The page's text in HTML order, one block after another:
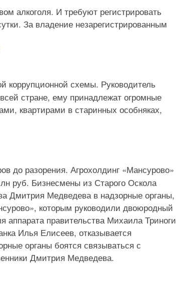
алкоголя. И требуют регистрировать
За владение незарегистрированным
коррупционной схемы. Руководитель
стране, ему принадлежат огромные
квартирами в старинных особняках,
до разорения. Агрохолдинг «Мансурово»
руб. Бизнесмены из Старого Оскола
Дмитрия Медведева в надзорные органы,
которым руководили двоюродный
правительства Михаила Триноги
Илья Елисеев, отказывается
органы боятся связываться с
Дмитрия Медведева.